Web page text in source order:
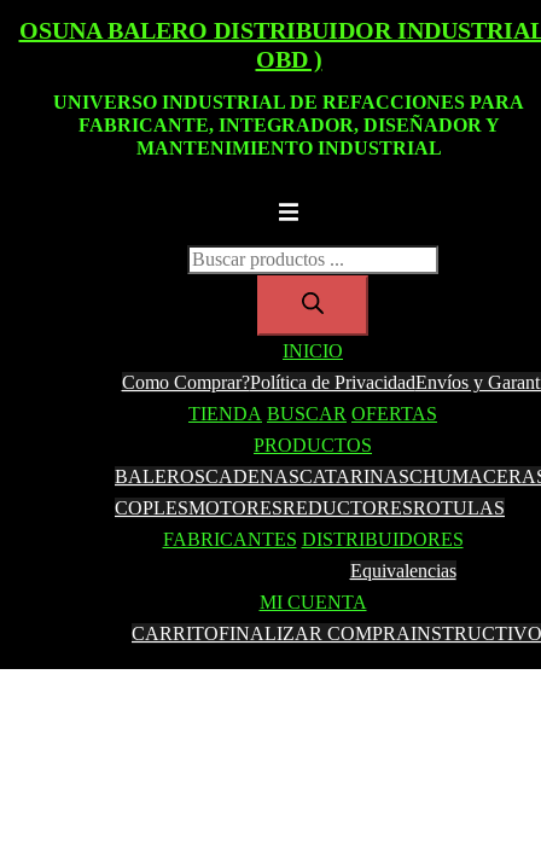
OSUNA BALERO DISTRIBUIDOR
OBD )
UNIVERSO INDUSTRIAL DE REFACCIONES PARA
FABRICANTE, INTEGRADOR, DISEÑADOR Y
MANTENIMIENTO INDUSTRIAL
Alternar
Búsqueda
INICIO
Como Comprar?Política de PrivacidadEnvíos y
TIENDA BUSCAR OFERTAS
PRODUCTOS
BALEROSCADENASCATARINAS
COPLESMOTORESREDUCTORESROTULAS
FABRICANTES DISTRIBUIDORES
Equivalencias
MI CUENTA
CARRITOFINALIZAR COMPRAINSTRUCTIVO